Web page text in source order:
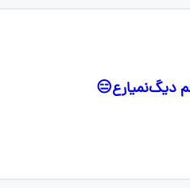
دیگ‌نمیارع😑